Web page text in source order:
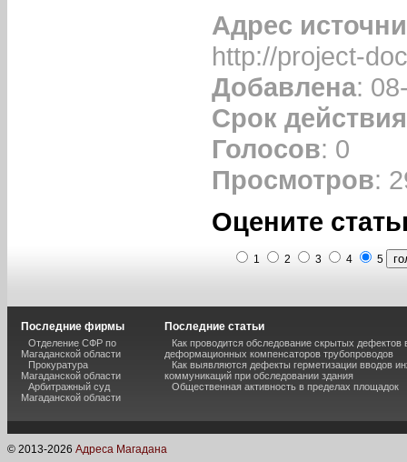
Адрес
http://project-
Добавлена:
Срок действия
Голосов: 0
Просмотров:
Оцените
1 2 3 4 5
Последние фирмы
Отделение СФР по
Магаданской области
Прокуратура
Магаданской области
Арбитражный суд
Магаданской области
Последние статьи
Как проводится обследование скрытых дефектов
деформационных компенсаторов трубопроводов
Как выявляются дефекты герметизации вводов
коммуникаций при обследовании здания
Общественная активность в пределах площадок
© 2013-2026 Адреса Магадана